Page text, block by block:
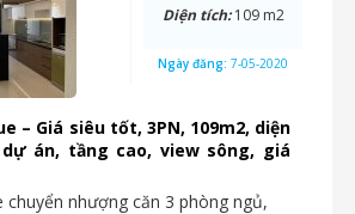
– Giá siêu tốt, 3PN, 109m2, diện
án, tầng cao, view sông, giá
chuyển nhượng căn 3 phòng ngủ,
Diện tích:109 m2
Ngày đăng: 7-05-2020